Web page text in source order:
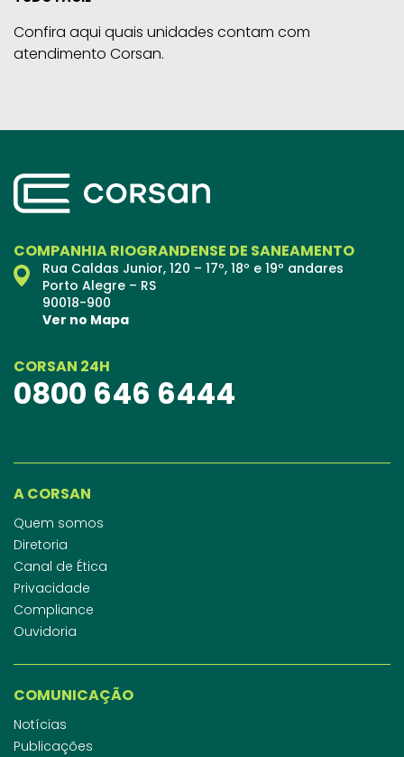
Confira aqui quais unidades contam com
atendimento Corsan.
COMPANHIA RIOGRANDENSE DE SANEAMENTO
Rua Caldas Junior, 120 – 17º, 18º e 19º andares
Porto Alegre – RS
90018-900
Ver no Mapa
CORSAN 24H
0800 646 6444
A CORSAN
Quem somos
Diretoria
Canal de Ética
Privacidade
Compliance
Ouvidoria
COMUNICAÇÃO
Notícias
Publicações